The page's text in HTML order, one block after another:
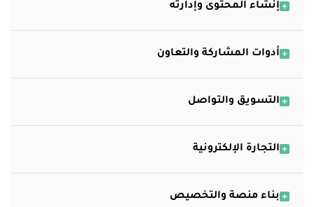
إنشاء المحتوى وإدارته
أدوات المشاركة والتعاون
التسويق والتواصل
التجارة الإلكترونية
بناء منصة والتخصيص